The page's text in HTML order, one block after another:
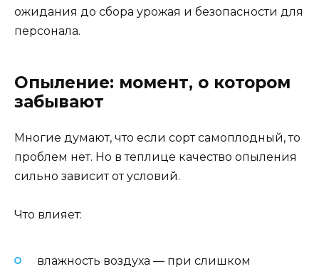
ожидания до сбора урожая и безопасности для
персонала.
Опыление: момент, о котором
забывают
Многие думают, что если сорт самоплодный, то
проблем нет. Но в теплице качество опыления
сильно зависит от условий.
Что влияет:
влажность воздуха — при слишком